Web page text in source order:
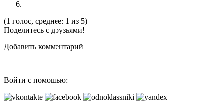
(1 голос, среднее: 1 из 5)
Поделитесь с друзьями!
Добавить комментарий
Войти с помощью: